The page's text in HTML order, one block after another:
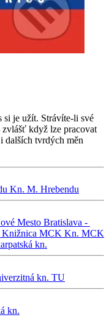
si je užít. Strávíte-li své
když lze pracovat
dalších tvrdých měn
Kn. M. Hrebendu
Mesto Bratislava -
Knižnica MCK Kn. MCK
kn.
kn. TU
kn.